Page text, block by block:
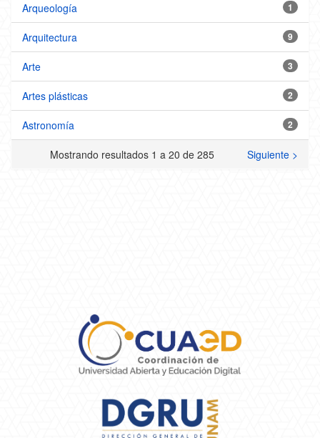
Arqueología 1
Arquitectura 9
Arte 3
Artes plásticas 2
Astronomía 2
Mostrando resultados 1 a 20 de 285 Siguiente >